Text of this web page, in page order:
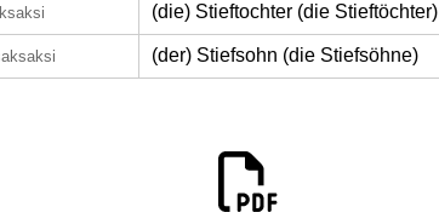
(die) Stieftochter (die Stieftöchter)
(der) Stiefsohn (die Stiefsöhne)